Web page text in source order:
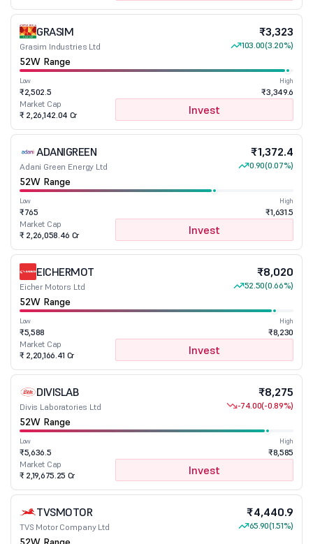
GRASIM
Grasim Industries Ltd
₹3,323
103.00(3.20%)
52W Range
Low
₹2,502.5
High
₹3,349.6
Market Cap
₹ 2,26,142.04 Cr
Invest
ADANIGREEN
Adani Green Energy Ltd
₹1,372.4
0.90(0.07%)
52W Range
Low
₹765
High
₹1,631.5
Market Cap
₹ 2,26,058.46 Cr
Invest
EICHERMOT
Eicher Motors Ltd
₹8,020
52.50(0.66%)
52W Range
Low
₹5,588
High
₹8,230
Market Cap
₹ 2,20,166.41 Cr
Invest
DIVISLAB
Divis Laboratories Ltd
₹8,275
-74.00(-0.89%)
52W Range
Low
₹5,636.5
High
₹8,585
Market Cap
₹ 2,19,675.25 Cr
Invest
TVSMOTOR
TVS Motor Company Ltd
₹4,440.9
65.90(1.51%)